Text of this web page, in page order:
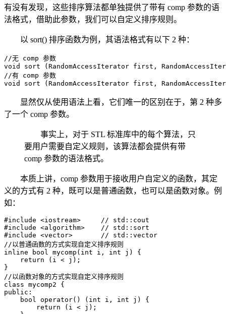
有没有发现，这些排序算法都单独提供了带有 comp 参数的语
法格式，借助此参数，我们可以自定义排序规则。
以 sort() 排序函数为例，其语法格式有以下 2 种：
//无 comp 参数
void sort (RandomAccessIterator first,
//有 comp 参数
void sort (RandomAccessIterator first,
显然仅从使用语法上看，它们唯一的区别在于，第 2 种多
了一个 comp 参数。
事实上，对于 STL 标准库中的每个算法，只
要用户需要自定义规则，该算法都会提供有带
comp 参数的语法格式。
本质上讲，comp 参数用于接收用户自定义的函数，其定
义的方式有 2 种，既可以是普通函数，也可以是函数对象。例
如：
#include <iostream>     // std::cout
#include <algorithm>    // std::sort
#include <vector>       // std::vector
//以普通函数的方式实现自定义排序规则
inline bool mycomp(int i, int j) {
    return (i < j);
}
//以函数对象的方式实现自定义排序规则
class mycomp2 {
public:
    bool operator() (int i, int j) {
        return (i < j);